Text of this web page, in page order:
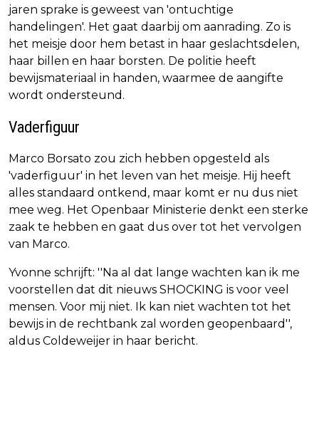
jaren sprake is geweest van 'ontuchtige
handelingen'. Het gaat daarbij om aanrading. Zo is
het meisje door hem betast in haar geslachtsdelen,
haar billen en haar borsten. De politie heeft
bewijsmateriaal in handen, waarmee de aangifte
wordt ondersteund.
Vaderfiguur
Marco Borsato zou zich hebben opgesteld als
'vaderfiguur' in het leven van het meisje. Hij heeft
alles standaard ontkend, maar komt er nu dus niet
mee weg. Het Openbaar Ministerie denkt een sterke
zaak te hebben en gaat dus over tot het vervolgen
van Marco.
Yvonne schrijft: ''Na al dat lange wachten kan ik me
voorstellen dat dit nieuws SHOCKING is voor veel
mensen. Voor mij niet. Ik kan niet wachten tot het
bewijs in de rechtbank zal worden geopenbaard'',
aldus Coldeweijer in haar bericht.